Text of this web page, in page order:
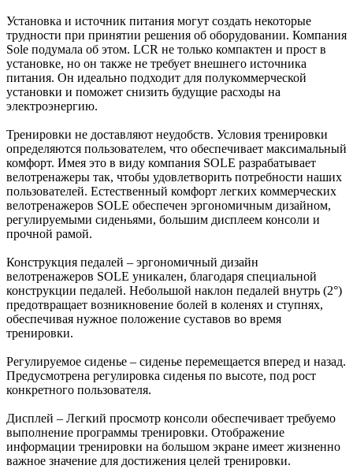
Установка и источник питания могут создать некоторые
трудности при принятии решения об оборудовании. Компания
Sole подумала об этом. LCR не только компактен и прост в
установке, но он также не требует внешнего источника
питания. Он идеально подходит для полукоммерческой
установки и поможет снизить будущие расходы на
электроэнергию.
Тренировки не доставляют неудобств. Условия тренировки
определяются пользователем, что обеспечивает максимальный
комфорт. Имея это в виду компания SOLE разрабатывает
велотренажеры так, чтобы удовлетворить потребности наших
пользователей. Естественный комфорт легких коммерческих
велотренажеров SOLE обеспечен эргономичным дизайном,
регулируемыми сиденьями, большим дисплеем консоли и
прочной рамой.
Конструкция педалей – эргономичный дизайн
велотренажеров SOLE уникален, благодаря специальной
конструкции педалей. Небольшой наклон педалей внутрь (2°)
предотвращает возникновение болей в коленях и ступнях,
обеспечивая нужное положение суставов во время
тренировки.
Регулируемое сиденье – сиденье перемещается вперед и назад.
Предусмотрена регулировка сиденья по высоте, под рост
конкретного пользователя.
Дисплей – Легкий просмотр консоли обеспечивает требуемо
выполнение программы тренировки. Отображение
информации тренировки на большом экране имеет жизненно
важное значение для достижения целей тренировки.